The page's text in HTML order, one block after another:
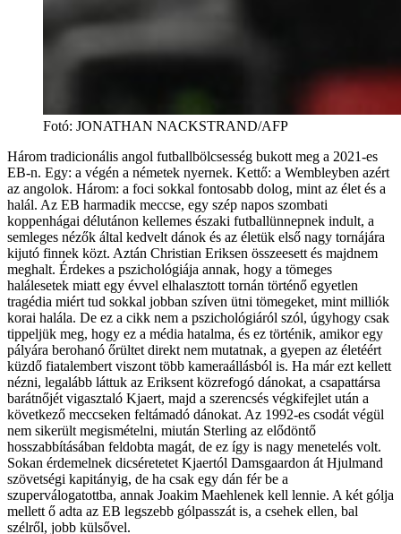
Fotó: JONATHAN NACKSTRAND/AFP
Három tradicionális angol futballbölcsesség bukott meg a 2021-es
EB-n. Egy: a végén a németek nyernek. Kettő: a Wembleyben azért
az angolok. Három: a foci sokkal fontosabb dolog, mint az élet és a
halál. Az EB harmadik meccse, egy szép napos szombati
koppenhágai délutánon kellemes északi futballünnepnek indult, a
semleges nézők által kedvelt dánok és az életük első nagy tornájára
kijutó finnek közt. Aztán Christian Eriksen összeesett és majdnem
meghalt. Érdekes a pszichológiája annak, hogy a tömeges
halálesetek miatt egy évvel elhalasztott tornán történő egyetlen
tragédia miért tud sokkal jobban szíven ütni tömegeket, mint milliók
korai halála. De ez a cikk nem a pszichológiáról szól, úgyhogy csak
tippeljük meg, hogy ez a média hatalma, és ez történik, amikor egy
pályára berohanó őrültet direkt nem mutatnak, a gyepen az életéért
küzdő fiatalembert viszont több kameraállásból is. Ha már ezt kellett
nézni, legalább láttuk az Eriksent közrefogó dánokat, a csapattársa
barátnőjét vigasztaló Kjaert, majd a szerencsés végkifejlet után a
következő meccseken feltámadó dánokat. Az 1992-es csodát végül
nem sikerült megismételni, miután Sterling az elődöntő
hosszabbításában feldobta magát, de ez így is nagy menetelés volt.
Sokan érdemelnek dicséretetet Kjaertól Damsgaardon át Hjulmand
szövetségi kapitányig, de ha csak egy dán fér be a
szuperválogatottba, annak Joakim Maehlenek kell lennie. A két gólja
mellett ő adta az EB legszebb gólpasszát is, a csehek ellen, bal
szélről, jobb külsővel.